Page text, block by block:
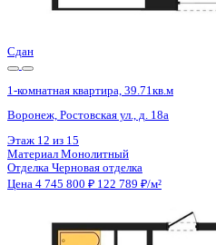
Цена 4 745 800 ₽ 122 789 ₽/м²